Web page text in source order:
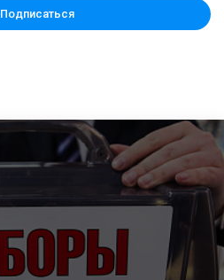
Подписаться